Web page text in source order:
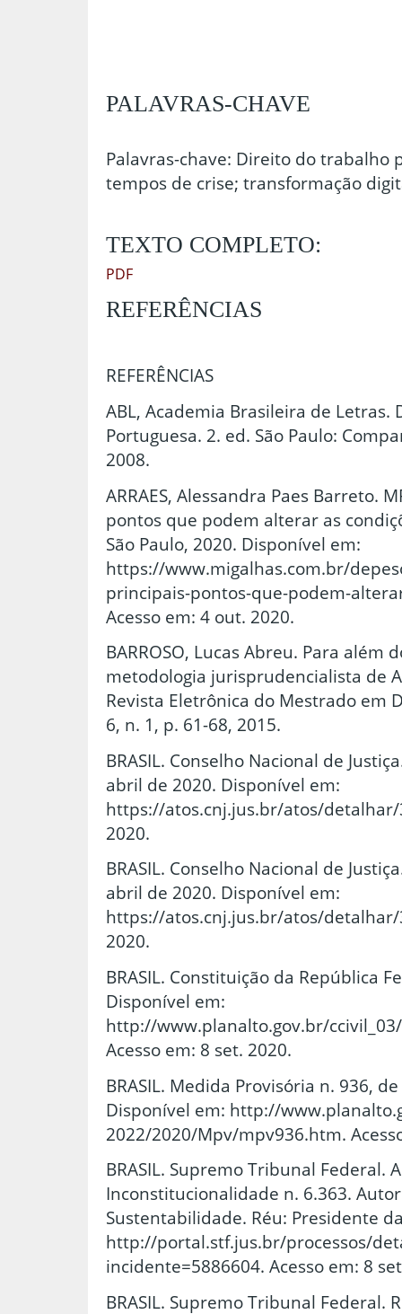
PALAVRAS-CHAVE
Palavras-chave: Direito do trabalho
tempos de crise; transformação
TEXTO COMPLETO:
PDF
REFERÊNCIAS
REFERÊNCIAS
ABL, Academia Brasileira de Letras.
Portuguesa. 2. ed. São Paulo:
2008.
ARRAES, Alessandra Paes Barreto.
pontos que podem alterar as
São Paulo, 2020. Disponível em:
https://www.migalhas.com.br/
principais-pontos-que-podem-
Acesso em: 4 out. 2020.
BARROSO, Lucas Abreu. Para além
metodologia jurisprudencialista de
Revista Eletrônica do Mestrado em
6, n. 1, p. 61-68, 2015.
BRASIL. Conselho Nacional de
abril de 2020. Disponível em:
https://atos.cnj.jus.br/atos/detalhar/
2020.
BRASIL. Conselho Nacional de
abril de 2020. Disponível em:
https://atos.cnj.jus.br/atos/detalhar/
2020.
BRASIL. Constituição da República
Disponível em:
http://www.planalto.gov.br/
Acesso em: 8 set. 2020.
BRASIL. Medida Provisória n. 936,
Disponível em: http://
2022/2020/Mpv/mpv936.htm.
BRASIL. Supremo Tribunal Federal.
Inconstitucionalidade n. 6.363.
Sustentabilidade. Réu: Presidente
http://portal.stf.jus.br/processos/
incidente=5886604. Acesso em: 8
BRASIL. Supremo Tribunal Federal.